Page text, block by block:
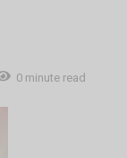
0 minute read